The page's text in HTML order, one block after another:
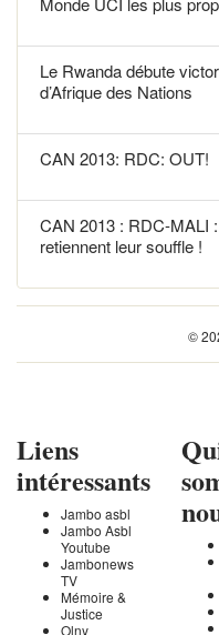
Le Rwanda débute
d’Afrique des Nations
CAN 2013: RDC: OUT!
CAN 2013 : RDC-MALI
retiennent leur souffle !
©
Liens
intéressants
Jambo asbl
Jambo Asbl
Youtube
Jambonews
TV
Mémoire &
Justice
Olny